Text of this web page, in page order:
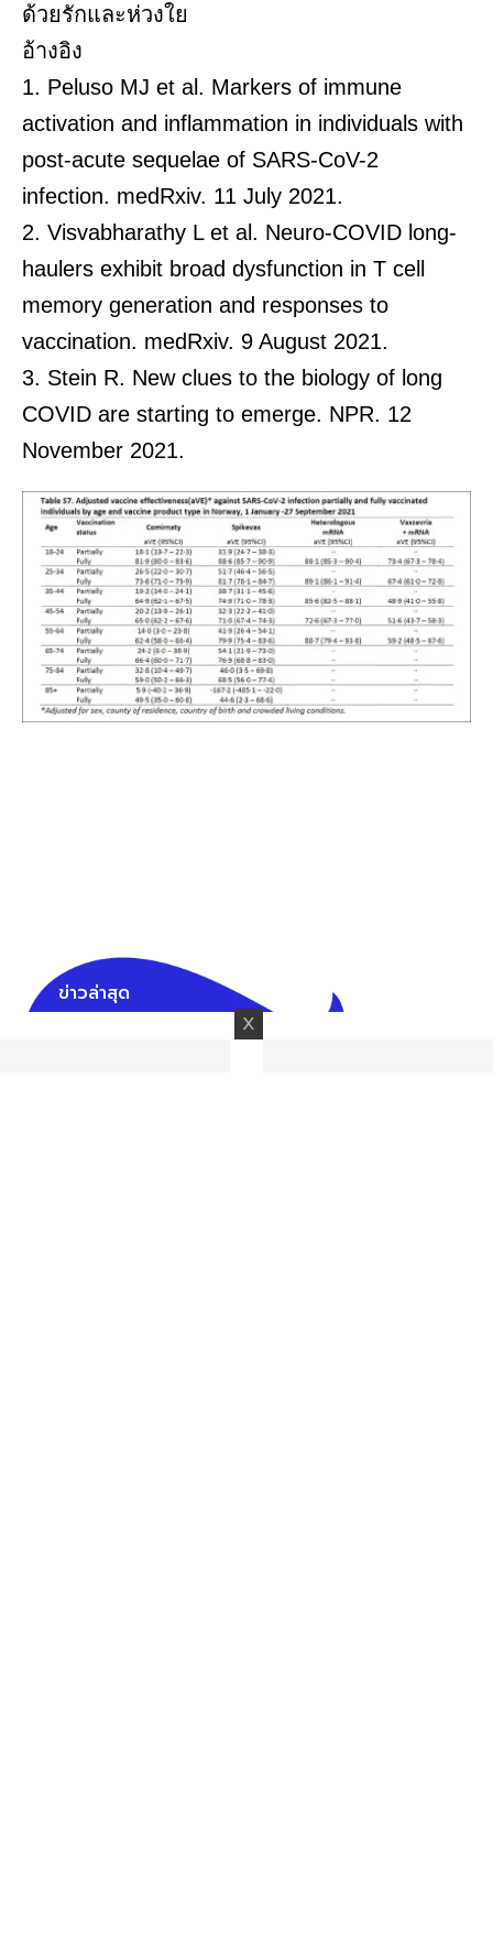
ด้วยรักและห่วงใย
อ้างอิง
1. Peluso MJ et al. Markers of immune
activation and inflammation in individuals with
post-acute sequelae of SARS-CoV-2
infection. medRxiv. 11 July 2021.
2. Visvabharathy L et al. Neuro-COVID long-
haulers exhibit broad dysfunction in T cell
memory generation and responses to
vaccination. medRxiv. 9 August 2021.
3. Stein R. New clues to the biology of long
COVID are starting to emerge. NPR. 12
November 2021.
ข่าวล่าสุด